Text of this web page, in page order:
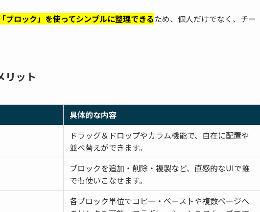
ロック」を使ってシンプルに整理できるため、個人だけでなく、チー
リット
具体的な内容
ドラッグ＆ドロップやカラム機能で、自在に配置や
並べ替えができます。
ブロックを追加・削除・複製など、直感的なUIで誰
でも使いこなせます。
各ブロック単位でコピー・ペーストや複数ページへ